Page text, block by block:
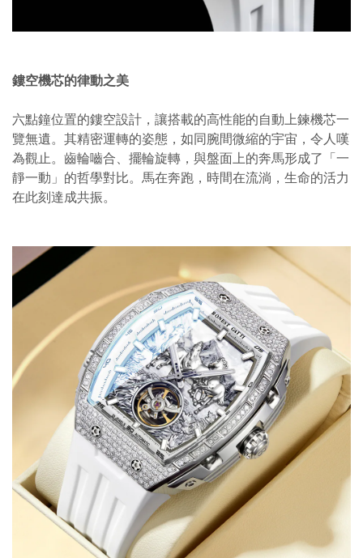
鏤空機芯的律動之美
六點鐘位置的鏤空設計，讓搭載的高性能的自動上鍊機芯一
覽無遺。其精密運轉的姿態，如同腕間微縮的宇宙，令人嘆
為觀止。齒輪嚙合、擺輪旋轉，與盤面上的奔馬形成了「一
靜一動」的哲學對比。馬在奔跑，時間在流淌，生命的活力
在此刻達成共振。